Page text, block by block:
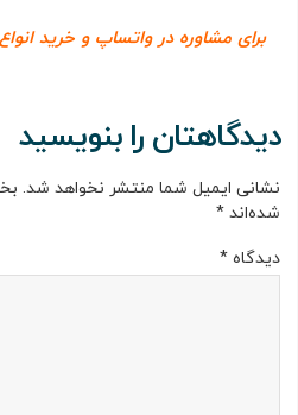
برای مشاوره در واتساپ و خرید
دیدگاهتان را بنویسید
نشانی ایمیل شما منتشر نخواهد شد.
شده‌اند *
دیدگاه *